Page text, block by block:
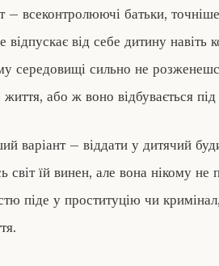
– всеконтролюючі батьки,
відпускає від себе дитину навіть
середовищі сильно не
або ж воно відбувається
варіант – віддати у дитячий
світ їй винен, але вона нікому не
піде у проституцію чи